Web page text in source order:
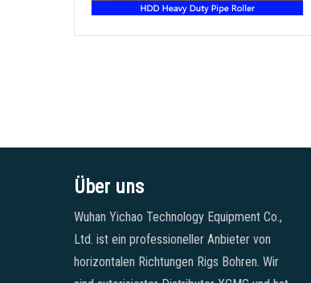
Über uns
Wuhan Yichao Technology Equipment Co.,
Ltd. ist ein professioneller Anbieter von
horizontalen Richtungen Rigs Bohren. Wir